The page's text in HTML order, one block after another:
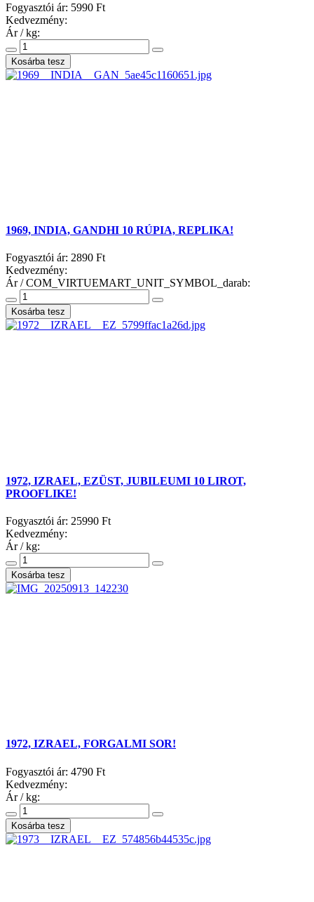
Fogyasztói ár: 5990 Ft
Kedvezmény:
Ár / kg:
1969, INDIA, GANDHI 10 RÚPIA, REPLIKA!
Fogyasztói ár: 2890 Ft
Kedvezmény:
Ár / COM_VIRTUEMART_UNIT_SYMBOL_darab:
1972, IZRAEL, EZÜST, JUBILEUMI 10 LIROT,
PROOFLIKE!
Fogyasztói ár: 25990 Ft
Kedvezmény:
Ár / kg:
1972, IZRAEL, FORGALMI SOR!
Fogyasztói ár: 4790 Ft
Kedvezmény:
Ár / kg: